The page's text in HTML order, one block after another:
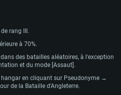
rang III.
à 70%.
des batailles aléatoires, à l'exception
et du mode [Assaut].
en cliquant sur Pseudonyme →
de la Bataille d'Angleterre.